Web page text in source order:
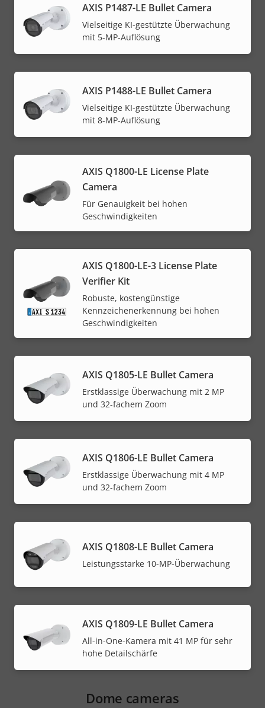
AXIS P1487-LE Bullet Camera
Vielseitige KI-gestützte Überwachung
mit 5-MP-Auflösung
AXIS P1488-LE Bullet Camera
Vielseitige KI-gestützte Überwachung
mit 8-MP-Auflösung
AXIS Q1800-LE License Plate
Camera
Für Genauigkeit bei hohen
Geschwindigkeiten
AXIS Q1800-LE-3 License Plate
Verifier Kit
Robuste, kostengünstige
Kennzeichenerkennung bei hohen
Geschwindigkeiten
AXIS Q1805-LE Bullet Camera
Erstklassige Überwachung mit 2 MP
und 32-fachem Zoom
AXIS Q1806-LE Bullet Camera
Erstklassige Überwachung mit 4 MP
und 32-fachem Zoom
AXIS Q1808-LE Bullet Camera
Leistungsstarke 10-MP-Überwachung
AXIS Q1809-LE Bullet Camera
All-in-One-Kamera mit 41 MP für sehr
hohe Detailschärfe
Dome cameras